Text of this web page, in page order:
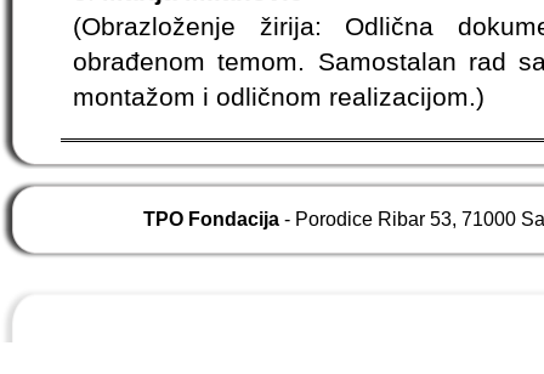
(Obrazloženje žirija: Odlična
obrađenom temom. Samostalan rad
montažom i odličnom realizacijom.)
TPO Fondacija - Porodice Ribar 53, 71000